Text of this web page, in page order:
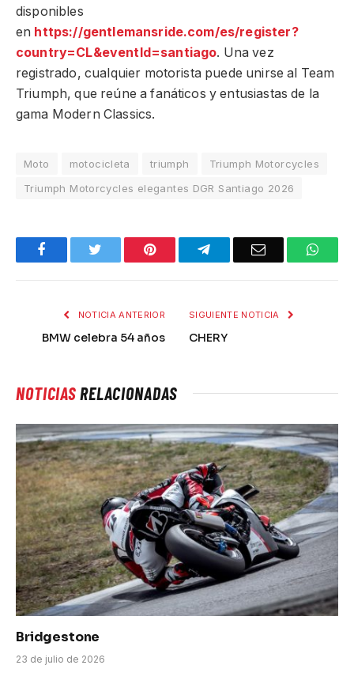
disponibles
en https://gentlemansride.com/es/register?
country=CL&eventId=santiago. Una vez
registrado, cualquier motorista puede unirse al Team
Triumph, que reúne a fanáticos y entusiastas de la
gama Modern Classics.
Moto motocicleta triumph
Triumph Motorcycles
Triumph Motorcycles elegantes DGR Santiago 2026
Facebook Pinterest TelegramEmail
NOTICIA ANTERIOR
BMW celebra 54 años
SIGUIENTE NOTICIA
CHERY
NOTICIASRELACIONADAS
Bridgestone
23 de julio de 2026